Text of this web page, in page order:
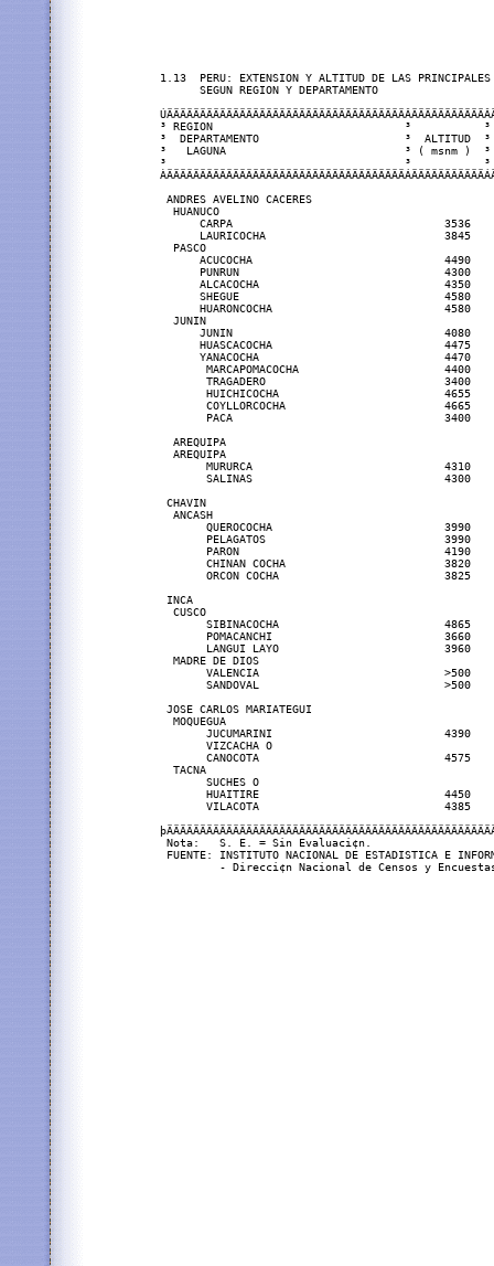
1.13  PERU: EXTENSION Y ALTITUD DE LAS PRINCIPALES
      SEGUN REGION Y DEPARTAMENTO
³ REGION                             ³           ³
³  DEPARTAMENTO                      ³
³   LAGUNA                           ³ ( msnm )  ³
³                                    ³           ³
ANDRES AVELINO CACERES
  HUANUCO
CARPA                                3536
LAURICOCHA                           3845
PASCO
ACUCOCHA                             4490
PUNRUN                               4300
ALCACOCHA                            4350
SHEGUE                               4580
HUARONCOCHA                          4580
JUNIN
JUNIN                                4080
HUASCACOCHA                          4475
YANACOCHA                            4470
MARCAPOMACOCHA                      4400
TRAGADERO                           3400
HUICHICOCHA                         4655
COYLLORCOCHA                        4665
PACA                                3400
AREQUIPA
AREQUIPA
MURURCA                             4310
SALINAS                             4300
CHAVIN
ANCASH
QUEROCOCHA                          3990
PELAGATOS                           3990
PARON                               4190
CHINAN COCHA                        3820
ORCON COCHA                         3825
INCA
  CUSCO
SIBINACOCHA                         4865
POMACANCHI                          3660
LANGUI LAYO                         3960
  MADRE DE DIOS
VALENCIA                            >500
SANDOVAL                            >500
JOSE CARLOS MARIATEGUI
  MOQUEGUA
JUCUMARINI                          4390
VIZCACHA O
CANOCOTA                            4575
TACNA
SUCHES O
HUAITIRE                            4450
VILACOTA                            4385
Nota:   S. E. = Sin Evaluaci¢n.
FUENTE: INSTITUTO NACIONAL DE ESTADISTICA E